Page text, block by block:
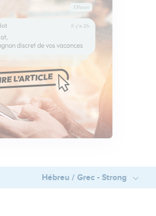
Hébreu / Grec - Strong